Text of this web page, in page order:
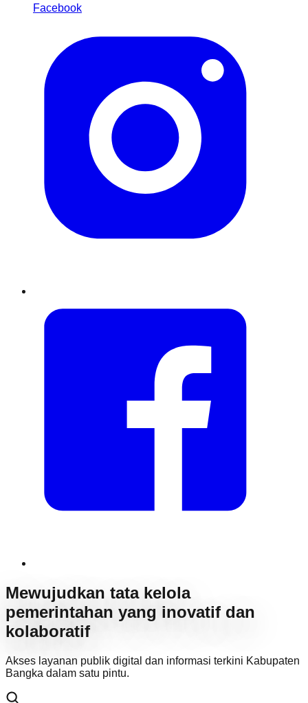
Facebook
Mewujudkan tata kelola
pemerintahan yang inovatif dan
kolaboratif
Akses layanan publik digital dan informasi terkini Kabupaten
Bangka dalam satu pintu.